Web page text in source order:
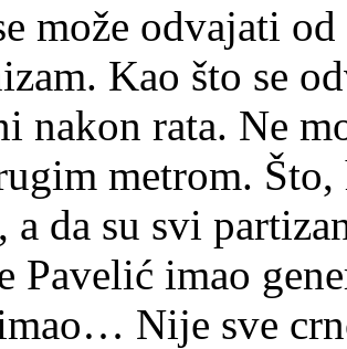
može odvajati
Kao što se
nakon rata. Ne
metrom.
a da su svi
Pavelić imao
Nije sve